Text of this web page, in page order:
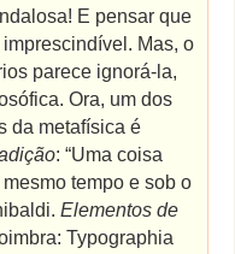
E pensar que
Mas, o
parece ignorá-la,
Ora, um dos
da metafísica é
: “Uma coisa
tempo e sob o
Elementos de
Typographia